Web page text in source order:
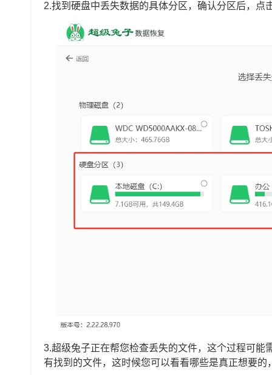
2.找到硬盘中丢失数据的具体分区，确认分区后，点
3.超级兔子正在帮您检查丢失的文件，这个过程可
有找到的文件，这时候您可以看看哪些是真正想要的